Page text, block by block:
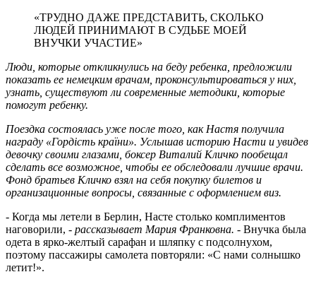
«ТРУДНО ДАЖЕ ПРЕДСТАВИТЬ, СКОЛЬКО
ЛЮДЕЙ ПРИНИМАЮТ В СУДЬБЕ МОЕЙ
ВНУЧКИ УЧАСТИЕ»
Люди, которые откликнулись на беду ребенка, предложили
показать ее немецким врачам, проконсультироваться у них,
узнать, существуют ли современные методики, которые
помогут ребенку.
Поездка состоялась уже после того, как Настя получила
награду «Гордiсть країни». Услышав историю Насти и увидев
девочку своими глазами, боксер Виталий Кличко пообещал
сделать все возможное, чтобы ее обследовали лучшие врачи.
Фонд братьев Кличко взял на себя покупку билетов и
организационные вопросы, связанные с оформлением виз.
- Когда мы летели в Берлин, Насте столько комплиментов
наговорили, - рассказывает Мария Франковна. - Внучка была
одета в ярко-желтый сарафан и шляпку с подсолнухом,
поэтому пассажиры самолета повторяли: «С нами солнышко
летит!».